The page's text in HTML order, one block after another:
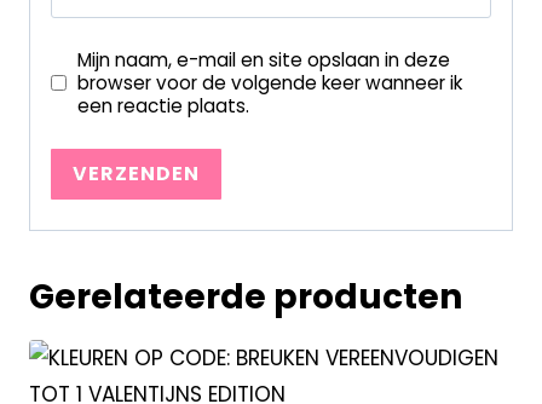
Mijn naam, e-mail en site opslaan in deze
browser voor de volgende keer wanneer ik
een reactie plaats.
Gerelateerde producten